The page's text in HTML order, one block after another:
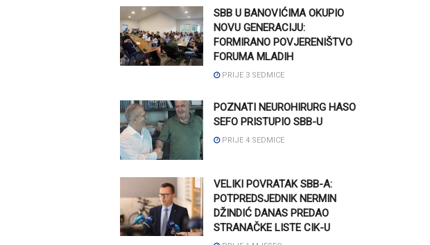
SBB U BANOVIĆIMA OKUPIO
NOVU GENERACIJU:
FORMIRANO POVJERENIŠTVO
FORUMA MLADIH
PRIJE 3 SEDMICE
POZNATI NEUROHIRURG HASO
SEFO PRISTUPIO SBB-U
PRIJE 4 SEDMICE
VELIKI POVRATAK SBB-A:
POTPREDSJEDNIK NERMIN
DŽINDIĆ DANAS PREDAO
STRANAČKE LISTE CIK-U